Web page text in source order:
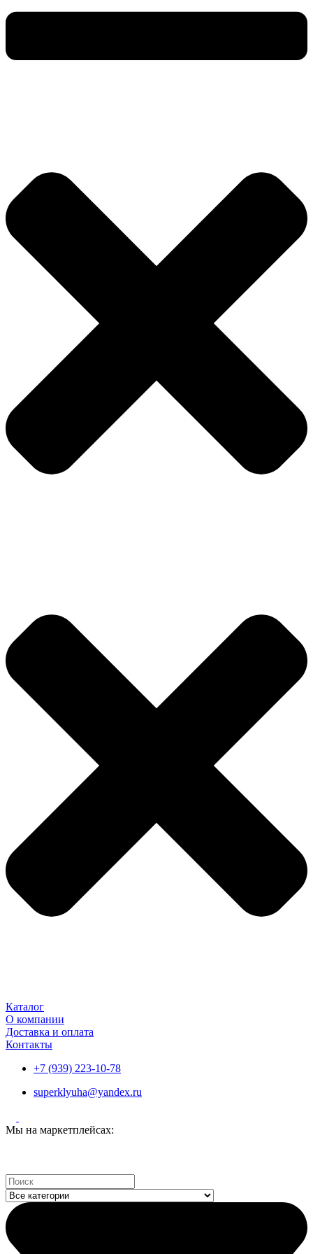
Каталог
О компании
Доставка и оплата
Контакты
+7 (939) 223-10-78
superklyuha@yandex.ru
Мы на маркетплейсах:
Search
...